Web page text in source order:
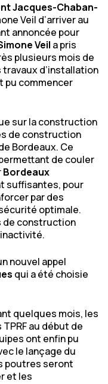
Jacques-Chaban-
Veil d’arriver au
annoncée pour
Veil a pris
plusieurs mois de
d’installation
pu commencer
sur la construction
de construction
Bordeaux. Ce
de couler
Bordeaux
suffisantes, pour
par des
optimale.
de construction
nouvel appel
qui a été choisie
quelques mois, les
au début de
ont enfin pu
le lançage du
poutres seront
et les